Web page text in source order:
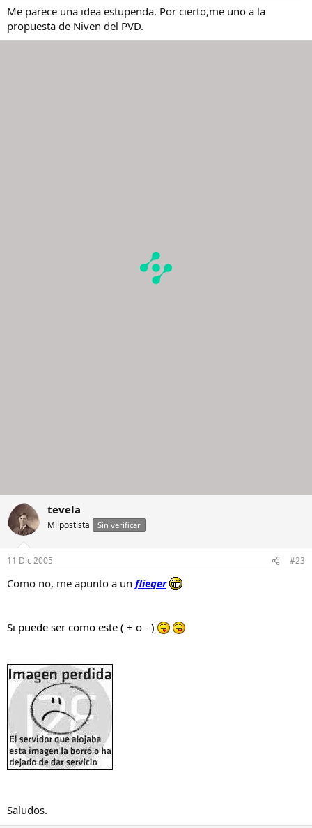
Me parece una idea estupenda. Por cierto,me uno a la
propuesta de Niven del PVD.
tevela
Milpostista Sin verificar
11 Dic 2005 #23
Como no, me apunto a un flieger
Si puede ser como este ( + o - )
Saludos.